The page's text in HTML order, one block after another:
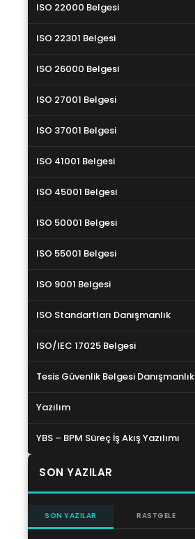
ISO 22000 Belgesi
ISO 22301 Belgesi
ISO 26000 Belgesi
ISO 27001 Belgesi
ISO 37001 Belgesi
ISO 41001 Belgesi
ISO 45001 Belgesi
ISO 50001 Belgesi
ISO 55001 Belgesi
ISO 9001 Belgesi
ISO Standartları Danışmanlık
ISO/IEC 17025 Belgesi
Tesis Güvenlik Belgesi Danışmanlık
Yazılım
YBS – BPM Süreç İş Akış Yazılımı
SON YAZILAR
SON YAZILAR RASTGELE